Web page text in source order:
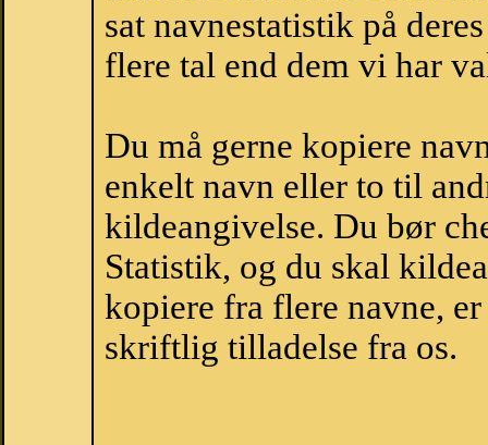
sat navnestatistik på
flere tal end dem vi har
Du må gerne kopiere
enkelt navn eller to til
kildeangivelse. Du bør
Statistik, og du skal
kopiere fra flere navne,
skriftlig tilladelse fra os.